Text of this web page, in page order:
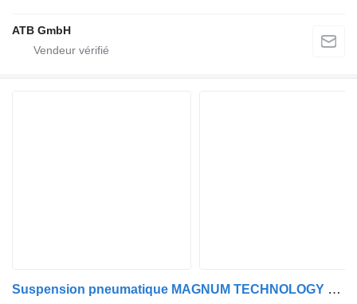
ATB GmbH
Suspension pneumatique MAGNUM TECHNOLOGY 5002030034